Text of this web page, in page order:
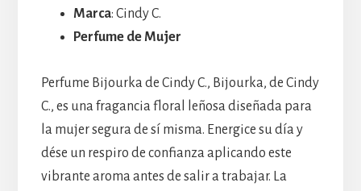
Marca: Cindy C.
Perfume de Mujer
Perfume Bijourka de Cindy C., Bijourka, de Cindy
C., es una fragancia floral leñosa diseñada para
la mujer segura de sí misma. Energice su día y
dése un respiro de confianza aplicando este
vibrante aroma antes de salir a trabajar. La